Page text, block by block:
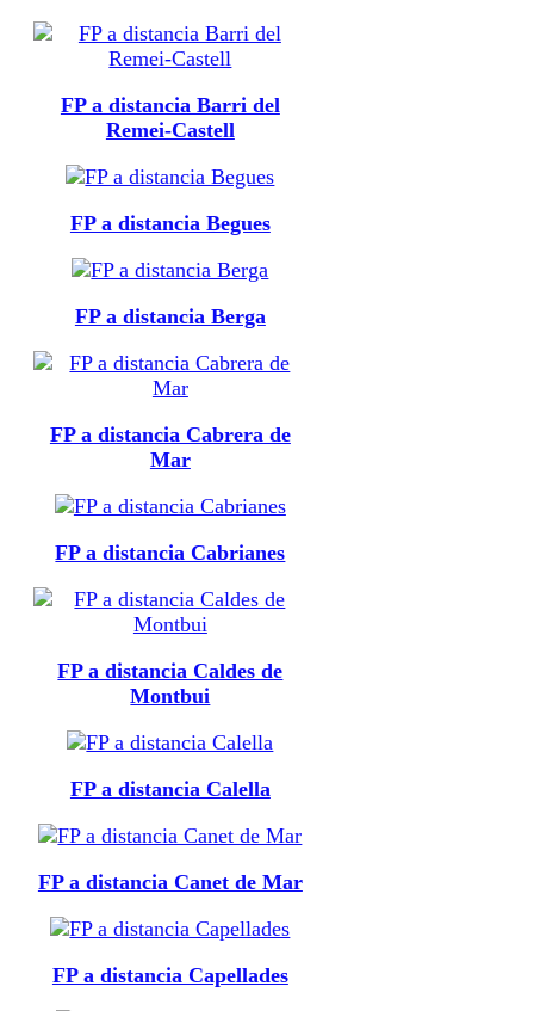
FP a distancia Barri del
Remei-Castell
FP a distancia Begues
FP a distancia Berga
FP a distancia Cabrera de
Mar
FP a distancia Cabrianes
FP a distancia Caldes de
Montbui
FP a distancia Calella
FP a distancia Canet de Mar
FP a distancia Capellades